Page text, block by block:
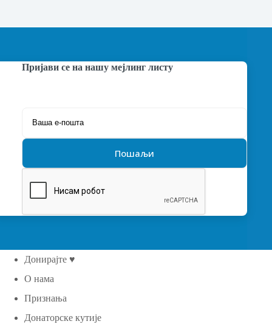
Пријави се на нашу мејлинг листу
Донирајте ♥
О нама
Признања
Донаторске кутије